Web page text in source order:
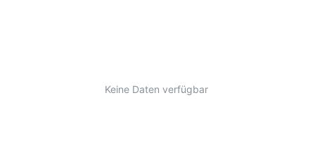
Keine Daten verfügbar